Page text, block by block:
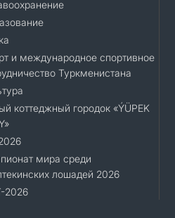
и международное спортивное
Туркменистана
коттеджный городок «ÝÜPEK
мира среди
лошадей 2026
2026